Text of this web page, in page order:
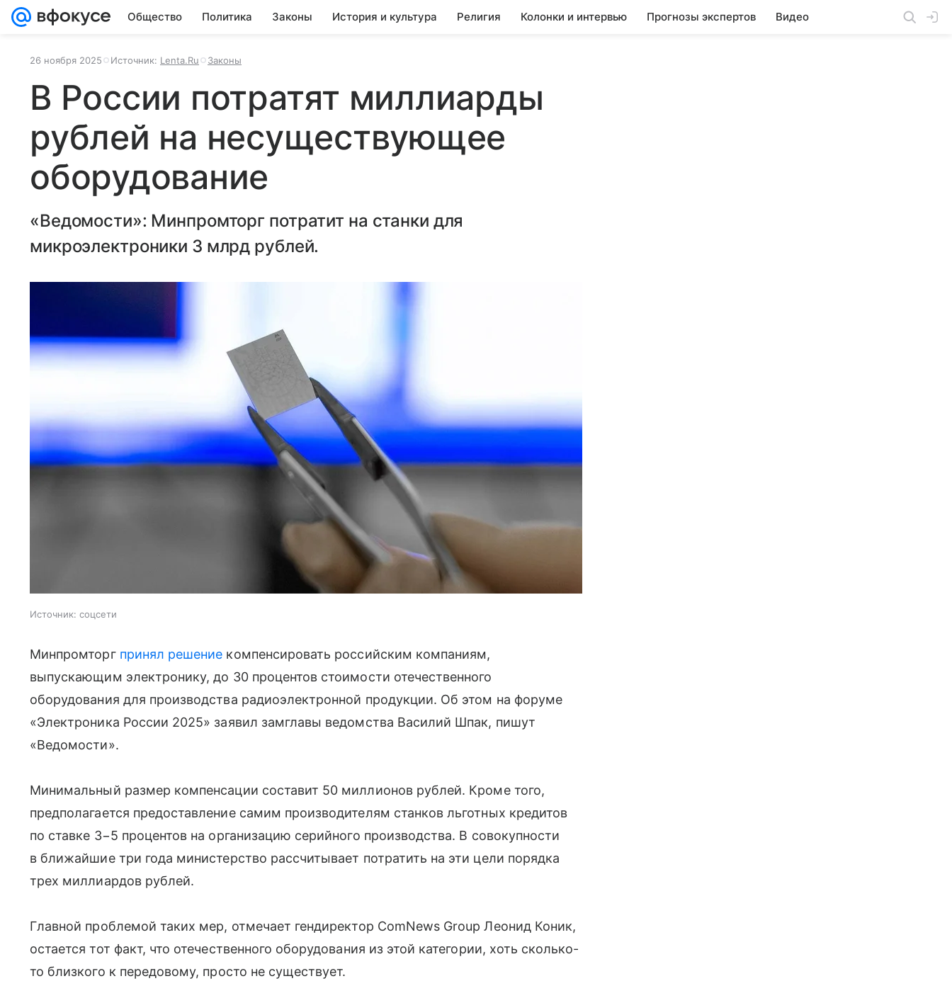
Общество Политика Законы История и культура Религия Колонки и интервью Прогнозы экспертов Видео
26 ноября 2025 Источник: Lenta.Ru Законы
В России потратят миллиарды
рублей на несуществующее
оборудование
«Ведомости»: Минпромторг потратит на станки для
микроэлектроники 3 млрд рублей.
Источник: соцсети
Минпромторг принял решение компенсировать российским компаниям,
выпускающим электронику, до 30 процентов стоимости отечественного
оборудования для производства радиоэлектронной продукции. Об этом на форуме
«Электроника России 2025» заявил замглавы ведомства Василий Шпак, пишут
«Ведомости».
Минимальный размер компенсации составит 50 миллионов рублей. Кроме того,
предполагается предоставление самим производителям станков льготных кредитов
по ставке 3−5 процентов на организацию серийного производства. В совокупности
в ближайшие три года министерство рассчитывает потратить на эти цели порядка
трех миллиардов рублей.
Главной проблемой таких мер, отмечает гендиректор ComNews Group Леонид Коник,
остается тот факт, что отечественного оборудования из этой категории, хоть сколько-
то близкого к передовому, просто не существует.